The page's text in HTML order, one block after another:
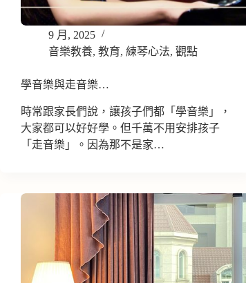
9 月, 2025
音樂教養, 教育, 練琴心法, 觀點
學音樂與走音樂…
時常跟家長們說，讓孩子們都「學音樂」，
大家都可以好好學。但千萬不用安排孩子
「走音樂」。因為那不是家…